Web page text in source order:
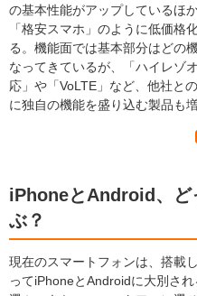
の基本性能がアップしているほ
「格安スマホ」のように低価格
る。機能面では基本部分はどの
なってきているが、「ハイレゾ
応」や「VoLTE」など、他社と
に独自の機能を盛り込む製品も
iPhoneとAndroid、ど
ぶ？
現在のスマートフォンは、搭載
ってiPhoneとAndroidに大別さ